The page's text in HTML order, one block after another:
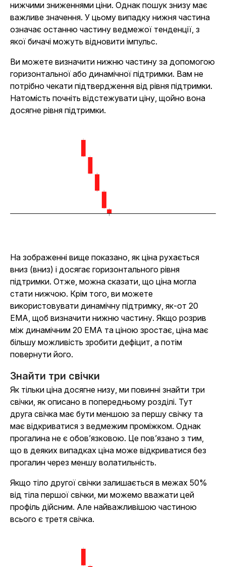
нижчими зниженнями ціни. Однак пошук знизу має
важливе значення. У цьому випадку нижня частина
означає останню частину ведмежої тенденції, з
якої бичачі можуть відновити імпульс.
Ви можете визначити нижню частину за допомогою
горизонтальної або динамічної підтримки. Вам не
потрібно чекати підтвердження від рівня підтримки.
Натомість почніть відстежувати ціну, щойно вона
досягне рівня підтримки.
На зображенні вище показано, як ціна рухається
вниз (вниз) і досягає горизонтального рівня
підтримки. Отже, можна сказати, що ціна могла
стати нижчою. Крім того, ви можете
використовувати динамічну підтримку, як-от 20
EMA, щоб визначити нижню частину. Якщо розрив
між динамічним 20 EMA та ціною зростає, ціна має
більшу можливість зробити дефіцит, а потім
повернути його.
Знайти три свічки
Як тільки ціна досягне низу, ми повинні знайти три
свічки, як описано в попередньому розділі. Тут
друга свічка має бути меншою за першу свічку та
має відкриватися з ведмежим проміжком. Однак
прогалина не є обов’язковою. Це пов’язано з тим,
що в деяких випадках ціна може відкриватися без
прогалин через меншу волатильність.
Якщо тіло другої свічки залишається в межах 50%
від тіла першої свічки, ми можемо вважати цей
профіль дійсним. Але найважливішою частиною
всього є третя свічка.